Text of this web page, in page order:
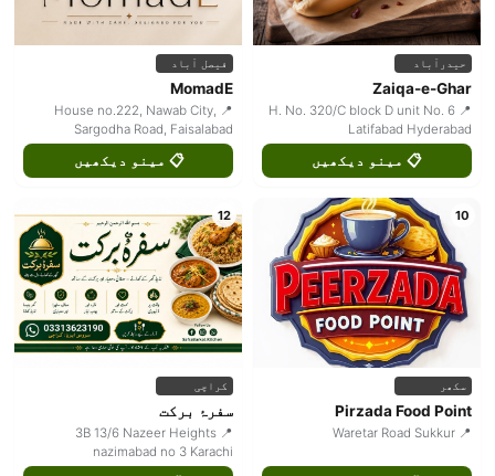
حیدرآباد
Zaiqa-e-Ghar
📍 H. No. 320/C block D unit No. 6
Latifabad Hyderabad
📋 مینو دیکھیں
فیصل آباد
MomadE
📍 House no.222, Nawab City,
Sargodha Road, Faisalabad
📋 مینو دیکھیں
10
سکھر
Pirzada Food Point
📍 Waretar Road Sukkur
12
کراچی
سفرۂ برکت
📍 3B 13/6 Nazeer Heights
nazimabad no 3 Karachi